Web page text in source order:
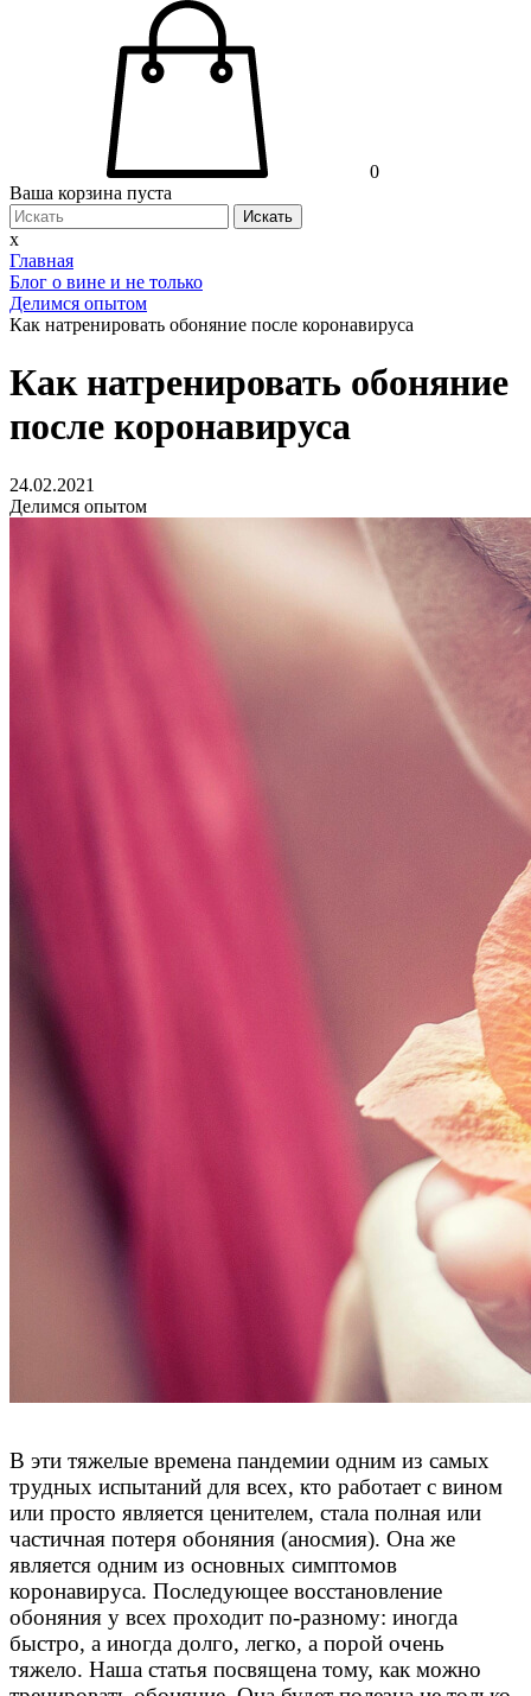
0
Ваша корзина пуста
Искать
x
Главная
Блог о вине и не только
Делимся опытом
Как натренировать обоняние после коронавируса
Как натренировать обоняние
после коронавируса
24.02.2021
Делимся опытом
В эти тяжелые времена пандемии одним из самых
трудных испытаний для всех, кто работает с вином
или просто является ценителем, стала полная или
частичная потеря обоняния (аносмия). Она же
является одним из основных симптомов
коронавируса. Последующее восстановление
обоняния у всех проходит по-разному: иногда
быстро, а иногда долго, легко, а порой очень
тяжело. Наша статья посвящена тому, как можно